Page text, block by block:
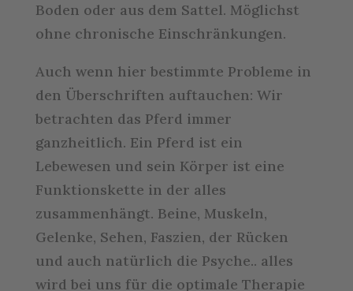
Boden oder aus dem Sattel. Möglichst
ohne chronische Einschränkungen.
Auch wenn hier bestimmte Probleme in
den Überschriften auftauchen: Wir
betrachten das Pferd immer
ganzheitlich. Ein Pferd ist ein
Lebewesen und sein Körper ist eine
Funktionskette in der alles
zusammenhängt. Beine, Muskeln,
Gelenke, Sehen, Faszien, der Rücken
und auch natürlich die Psyche.. alles
wird bei uns für die optimale Therapie